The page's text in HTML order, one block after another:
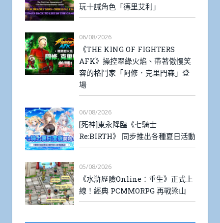
玩十誡角色「德里艾利」
06/08/2026
《THE KING OF FIGHTERS
AFK》操控翠綠火焰、帶著傲慢笑
容的格鬥家「阿修．克里門森」登
場
06/08/2026
[死神]東永降臨《七騎士
Re:BIRTH》 同步推出各種夏日活動
05/08/2026
《水滸歷險Online：重生》正式上
線！經典 PCMMORPG 再戰梁山